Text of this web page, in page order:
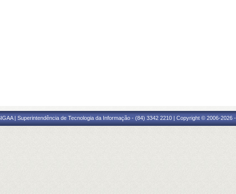
| Superintendência de Tecnologia da Informação - (84) 3342 2210 | Copyright © 2006-